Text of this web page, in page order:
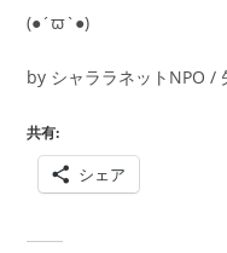
(●´ϖ`●)
by シャララネットNPO /
共有:
シェア